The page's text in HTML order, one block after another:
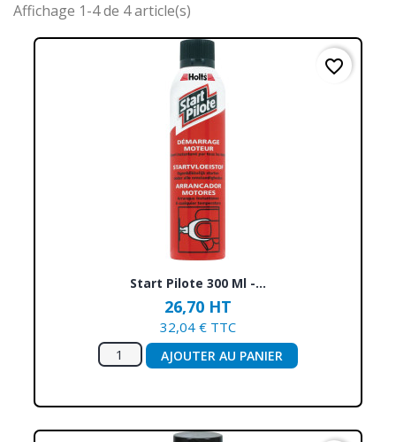
Affichage 1-4 de 4 article(s)
Start Pilote 300 Ml -...
26,70 HT
32,04 € TTC
AJOUTER AU PANIER
favorite_border